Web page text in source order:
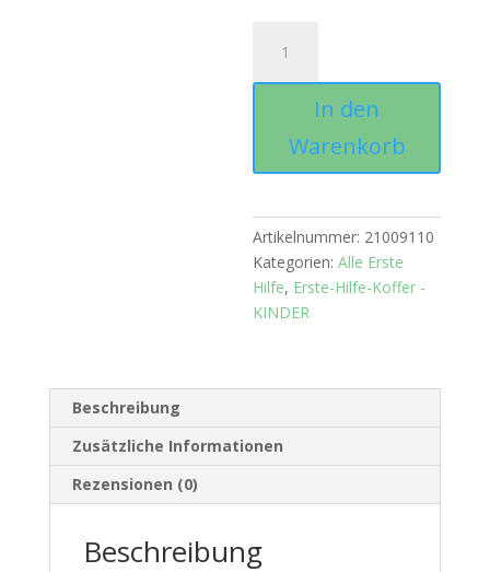
Pflasterspule
Menge
In den
Warenkorb
Artikelnummer: 21009110
Kategorien:Alle Erste
Hilfe, Erste-Hilfe-Koffer -
KINDER
Beschreibung
Zusätzliche Informationen
Rezensionen (0)
Beschreibung